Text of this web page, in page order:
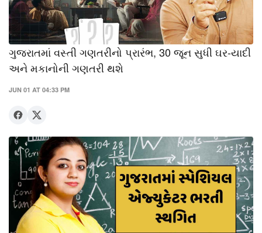
ગુજરાતમાં વસ્તી ગણતરીનો પ્રારંભ, 30 જૂન સુધી ઘર-યાદી
અને મકાનોની ગણતરી થશે
JUN 01 AT 04:33 PM